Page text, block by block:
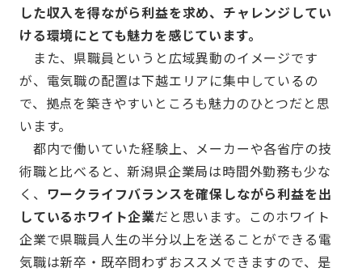
した収入を得ながら利益を求め、チャレンジしてい
ける環境にとても魅力を感じています。
また、県職員というと広域異動のイメージです
が、電気職の配置は下越エリアに集中しているの
で、拠点を築きやすいところも魅力のひとつだと思
います。
都内で働いていた経験上、メーカーや各省庁の技
術職と比べると、新潟県企業局は時間外勤務も少な
く、 ワークライフバランスを確保しながら利益を出
しているホワイト企業だと思います。このホワイト
企業で県職員人生の半分以上を送ることができる電
気職は新卒・既卒問わずおススメできますので、是